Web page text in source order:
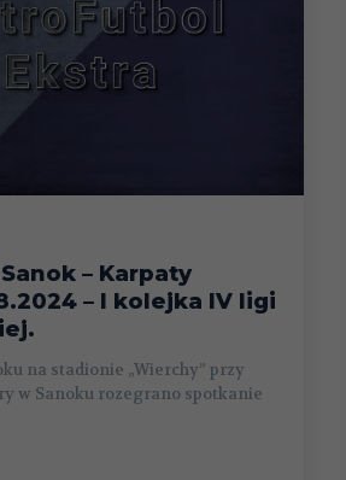
– Karpaty
– I kolejka IV ligi
na stadionie „Wierchy” przy
w Sanoku rozegrano spotkanie